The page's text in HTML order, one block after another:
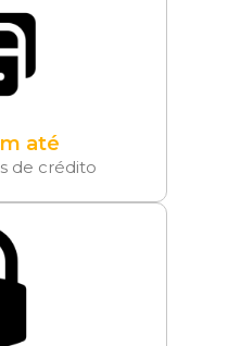
até
de crédito